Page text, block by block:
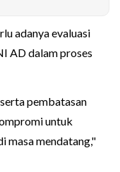
adanya evaluasi
AD dalam proses
pembatasan
untuk
masa mendatang,"